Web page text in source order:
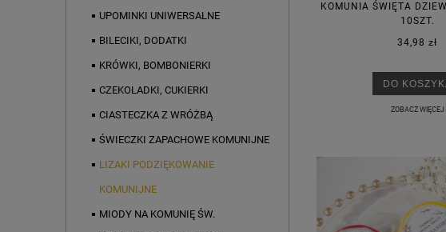
UPOMINKI UNIWERSALNE
BILECIKI, DODATKI
KRÓWKI, BOMBONIERKI
CZEKOLADKI, CUKIERKI
CIASTECZKA Z WRÓŻBĄ
ŚWIECZKI ZAPACHOWE KOMUNIJNE
LIZAKI PODZIĘKOWANIE
KOMUNIJNE
MIODY NA KOMUNIĘ ŚW.
KOMUNIA ŚWIĘTA
10SZT.
34,98 zł
DO
ZOBACZ WIĘCEJ